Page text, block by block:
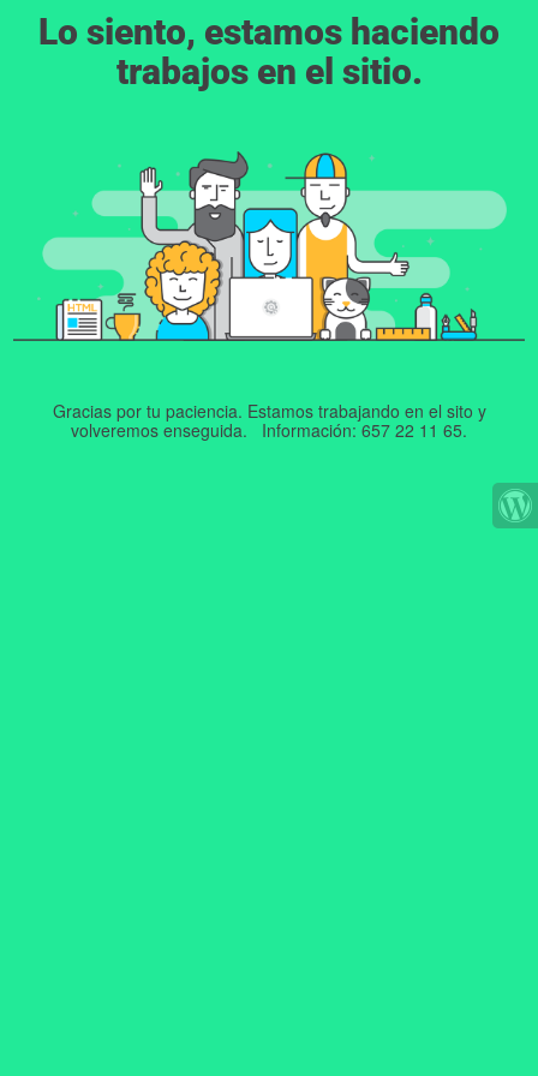
Lo siento, estamos haciendo
trabajos en el sitio.
Gracias por tu paciencia. Estamos trabajando en el sito y
volveremos enseguida. Información: 657 22 11 65.